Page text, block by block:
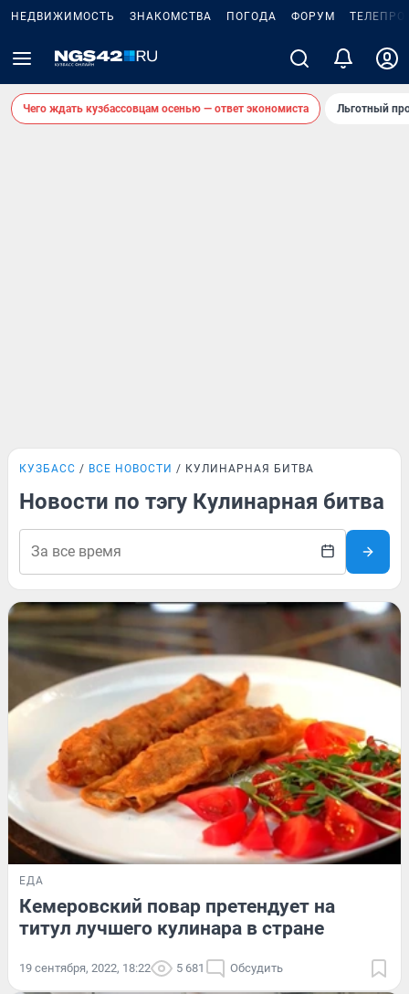
НЕДВИЖИМОСТЬ ЗНАКОМСТВА ПОГОДА ФОРУМ
Чего ждать кузбассовцам осенью — ответ экономиста Льготный
КУЗБАСС ВСЕ НОВОСТИ КУЛИНАРНАЯ БИТВА
Новости по тэгу Кулинарная битва
ЕДА
Кемеровский повар претендует на
титул лучшего кулинара в стране
19 сентября, 2022, 18:22 5 681 Обсудить